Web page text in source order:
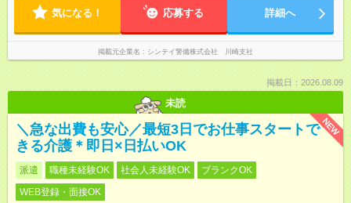
気になる！ 応募する 詳細へ
掲載元企業名 シンテイ警備株式会社 川崎支社
掲載日：2026.08.09
未読
NEW
＼急な出費も安心／最短3日でお仕事スタートで
きる介護＊即日×日払いOK
派遣 職種未経験OK 社会人未経験OK
ブランクOK
WEB登録・面接OK